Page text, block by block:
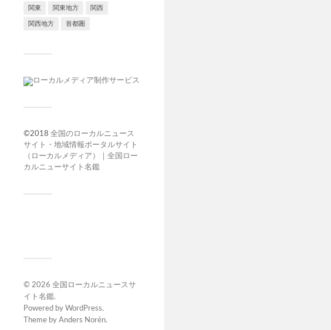
関東 関東地方 関西
関西地方 首都圏
©2018 全国のローカルニュース
サイト・地域情報ポータルサイト
（ローカルメディア）｜全国ロー
カルニューサイト名鑑
© 2026 全国ローカルニュースサ
イト名鑑.
Powered by WordPress.
Theme by Anders Norén.